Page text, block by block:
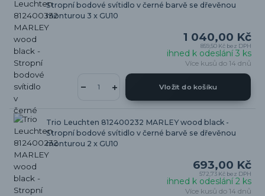
Stropní bodové svítidlo v černé barvě se dřevěnou
monturou 3 x GU10
1 040,00 Kč
859,50 Kč bez DPH
ihned k odeslání 3 ks
Více kusů do 14 dnů
Vložit do košíku
Trio Leuchten 812400232 MARLEY wood black -
Stropní bodové svítidlo v černé barvě se dřevěnou
monturou 2 x GU10
693,00 Kč
572,73 Kč bez DPH
ihned k odeslání 2 ks
Více kusů do 14 dnů